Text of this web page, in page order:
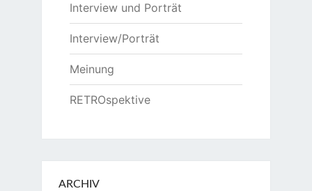
Interview und Porträt
Interview/Porträt
Meinung
RETROspektive
ARCHIV